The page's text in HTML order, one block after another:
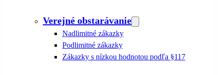
Verejné obstarávanie
Nadlimitné zákazky
Podlimitné zákazky
Zákazky s nízkou hodnotou podľa §117